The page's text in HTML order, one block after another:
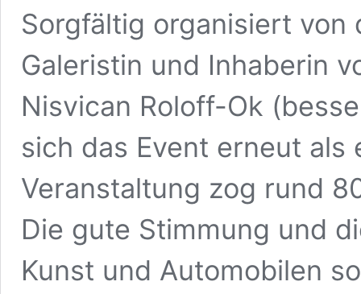
Sorgfältig organisiert
Galeristin und Inhaberin
Nisvican Roloff-Ok
sich das Event erneut als
Veranstaltung zog rund
Die gute Stimmung und
Kunst und Automobilen